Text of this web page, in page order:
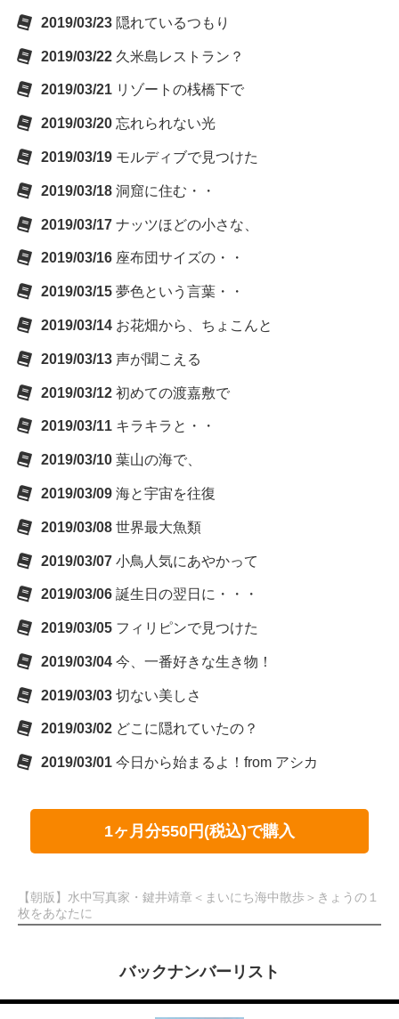
2019/03/23 隠れているつもり
2019/03/22 久米島レストラン？
2019/03/21 リゾートの桟橋下で
2019/03/20 忘れられない光
2019/03/19 モルディブで見つけた
2019/03/18 洞窟に住む・・
2019/03/17 ナッツほどの小さな、
2019/03/16 座布団サイズの・・
2019/03/15 夢色という言葉・・
2019/03/14 お花畑から、ちょこんと
2019/03/13 声が聞こえる
2019/03/12 初めての渡嘉敷で
2019/03/11 キラキラと・・
2019/03/10 葉山の海で、
2019/03/09 海と宇宙を往復
2019/03/08 世界最大魚類
2019/03/07 小鳥人気にあやかって
2019/03/06 誕生日の翌日に・・・
2019/03/05 フィリピンで見つけた
2019/03/04 今、一番好きな生き物！
2019/03/03 切ない美しさ
2019/03/02 どこに隠れていたの？
2019/03/01 今日から始まるよ！from アシカ
1ヶ月分550円(税込)で購入
【朝版】水中写真家・鍵井靖章＜まいにち海中散歩＞きょうの１
枚をあなたに
バックナンバーリスト